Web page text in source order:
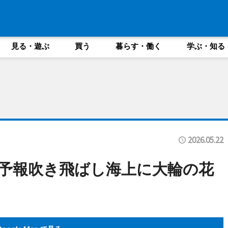
見る・遊ぶ 買う 暮らす・働く 学ぶ・知る
2026.05.22
報吹き飛ばし海上に大輪の花